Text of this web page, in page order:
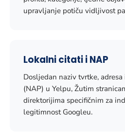
upravljanje potiču vidljivost
Lokalni citati i NAP
Dosljedan naziv tvrtke,
(NAP) u Yelpu, Žutim
direktorijima specifičnim za
legitimnost Googleu.